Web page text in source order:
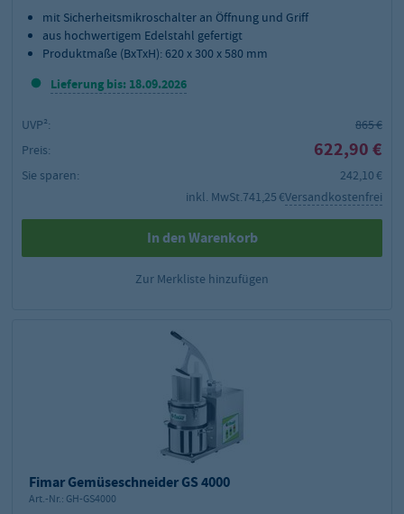
mit Sicherheitsmikroschalter an Öffnung und Griff
aus hochwertigem Edelstahl gefertigt
Produktmaße (BxTxH): 620 x 300 x 580 mm
Lieferung bis: 18.09.2026
UVP²:
865 €
Preis:
622,90 €
Sie sparen:
242,10 €
inkl. MwSt.741,25 €Versandkostenfrei
In den Warenkorb
Zur Merkliste hinzufügen
Fimar Gemüseschneider GS 4000
Art.-Nr.: GH-GS4000